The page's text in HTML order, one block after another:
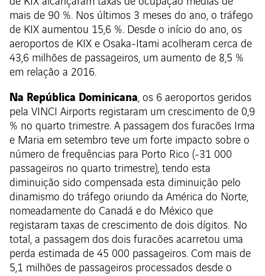
mais de 90 %. Nos últimos 3 meses do ano, o tráfego
de KIX aumentou 15,6 %. Desde o início do ano, os
aeroportos de KIX e Osaka-Itami acolheram cerca de
43,6 milhões de passageiros, um aumento de 8,5 %
em relação a 2016.
Na República Dominicana, os 6 aeroportos geridos
pela VINCI Airports registaram um crescimento de 0,9
% no quarto trimestre. A passagem dos furacões Irma
e Maria em setembro teve um forte impacto sobre o
número de frequências para Porto Rico (-31 000
passageiros no quarto trimestre), tendo esta
diminuição sido compensada esta diminuição pelo
dinamismo do tráfego oriundo da América do Norte,
nomeadamente do Canadá e do México que
registaram taxas de crescimento de dois dígitos. No
total, a passagem dos dois furacões acarretou uma
perda estimada de 45 000 passageiros. Com mais de
5,1 milhões de passageiros processados desde o